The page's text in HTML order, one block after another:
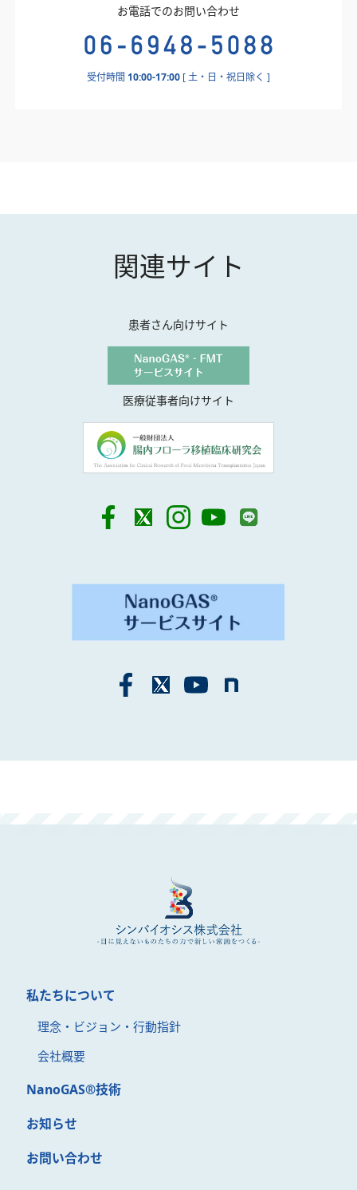
お電話でのお問い合わせ
受付時間 10:00-17:00 [ 土・日・祝日除く ]
関連サイト
患者さん向けサイト
医療従事者向けサイト
私たちについて
理念・ビジョン・行動指針
会社概要
NanoGAS®︎技術
お知らせ
お問い合わせ